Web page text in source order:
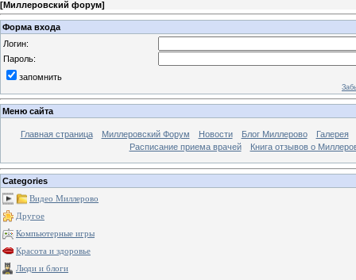
[Миллеровский форум]
Форма входа
Логин:
Пароль:
запомнить
Меню сайта
Главная страница Миллеровский Форум Новости Блог Миллерово
Галерея
Расписание приема врачей
Книга отзывов о
Categories
Видео Миллерово
Другое
Компьютерные игры
Красота и здоровье
Люди и блоги